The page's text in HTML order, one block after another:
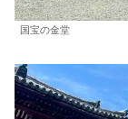
国宝の金堂